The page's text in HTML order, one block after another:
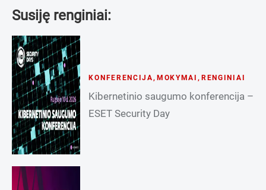
Susiję renginiai:
KONFERENCIJA , MOKYMAI , RENGINIAI
Kibernetinio saugumo konferencija –
ESET Security Day